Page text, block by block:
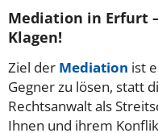
Mediation in Erfurt
Klagen!
Ziel der Mediation ist
Gegner zu lösen, statt
Rechtsanwalt als
Ihnen und ihrem